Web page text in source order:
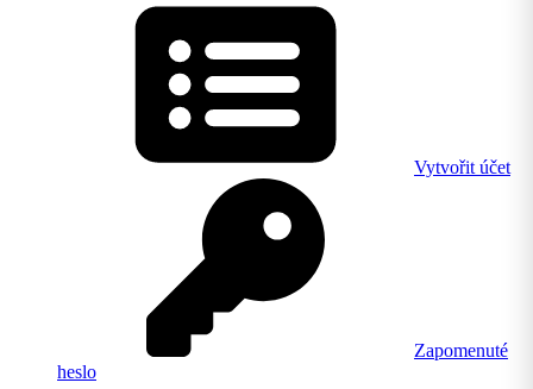
Vytvořit účet
Zapomenuté
heslo